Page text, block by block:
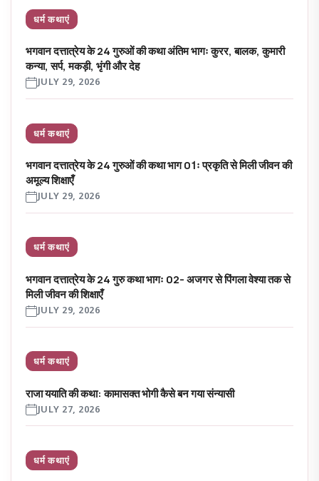
धर्म कथाएं
भगवान दत्तात्रेय के 24 गुरुओं की कथा अंतिम भागः कुरर, बालक, कुमारी
कन्या, सर्प, मकड़ी, भृंगी और देह
JULY 29, 2026
धर्म कथाएं
भगवान दत्तात्रेय के 24 गुरुओं की कथा भाग 01ः प्रकृति से मिली जीवन की
अमूल्य शिक्षाएँ
JULY 29, 2026
धर्म कथाएं
भगवान दत्तात्रेय के 24 गुरु कथा भागः 02- अजगर से पिंगला वेश्या तक से
मिली जीवन की शिक्षाएँ
JULY 29, 2026
धर्म कथाएं
राजा ययाति की कथा: कामासक्त भोगी कैसे बन गया संन्यासी
JULY 27, 2026
धर्म कथाएं